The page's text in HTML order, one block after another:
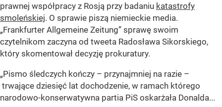
prawnej współpracy z Rosją przy badaniu katastrofy
smoleńskiej. O sprawie piszą niemieckie media.
„Frankfurter Allgemeine Zeitung” sprawę swoim
czytelnikom zaczyna od tweeta Radosława Sikorskiego,
który skomentował decyzję prokuratury.
„Pismo śledczych kończy – przynajmniej na razie –
trwające dziesięć lat dochodzenie, w ramach którego
narodowo-konserwatywna partia PiS oskarżała Donalda...